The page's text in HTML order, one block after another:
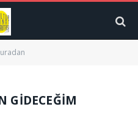
GIDECEĞIM